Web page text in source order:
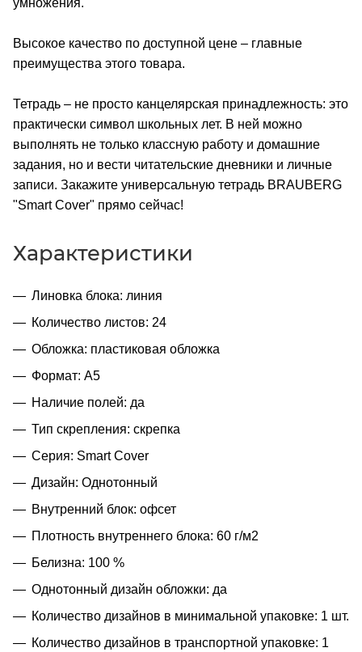
умножения.
Высокое качество по доступной цене – главные
преимущества этого товара.
Тетрадь – не просто канцелярская принадлежность: это
практически символ школьных лет. В ней можно
выполнять не только классную работу и домашние
задания, но и вести читательские дневники и личные
записи. Закажите универсальную тетрадь BRAUBERG
"Smart Cover" прямо сейчас!
Характеристики
Линовка блока: линия
Количество листов: 24
Обложка: пластиковая обложка
Формат: А5
Наличие полей: да
Тип скрепления: скрепка
Серия: Smart Cover
Дизайн: Однотонный
Внутренний блок: офсет
Плотность внутреннего блока: 60 г/м2
Белизна: 100 %
Однотонный дизайн обложки: да
Количество дизайнов в минимальной упаковке: 1 шт.
Количество дизайнов в транспортной упаковке: 1